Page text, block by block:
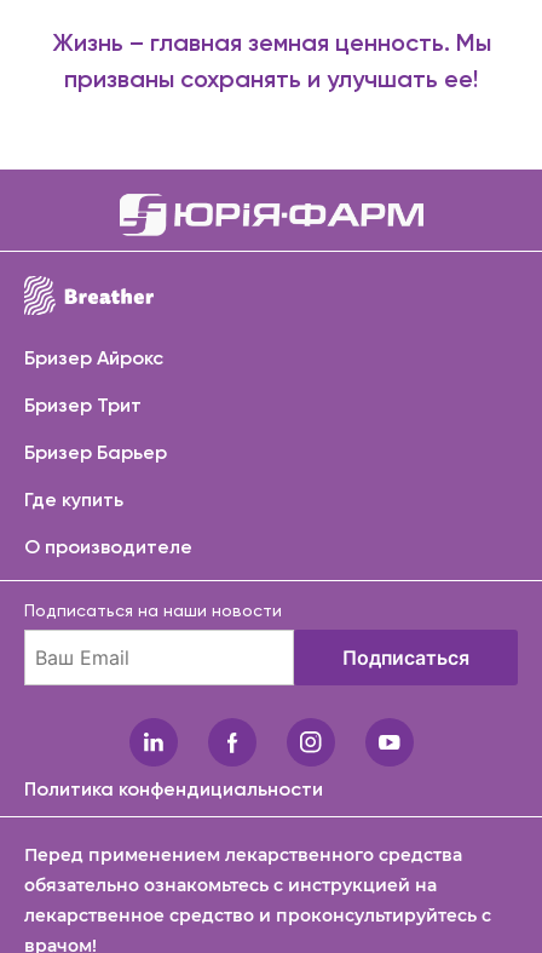
Жизнь – главная земная ценность. Мы
призваны сохранять и улучшать ее!
Бризер Айрокс
Бризер Трит
Бризер Барьер
Где купить
О производителе
Подписаться на наши новости
Подписаться
Политика конфендициальности
Перед применением лекарственного средства
обязательно ознакомьтесь с инструкцией на
лекарственное средство и проконсультируйтесь с
врачом!